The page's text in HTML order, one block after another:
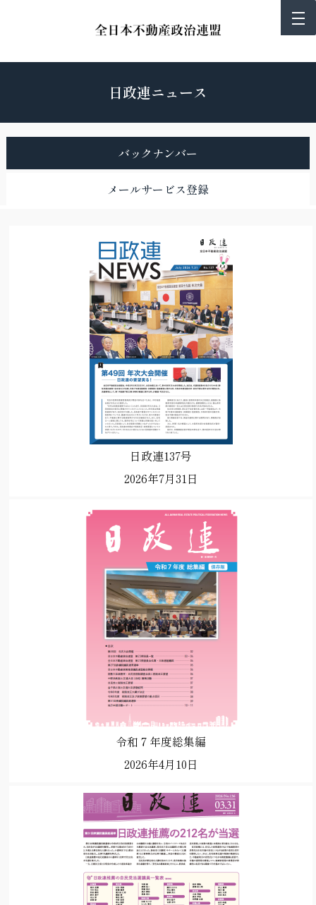
日政連ニュース
バックナンバー
メールサービス登録
日政連137号
2026年7月31日
令和７年度総集編
2026年4月10日